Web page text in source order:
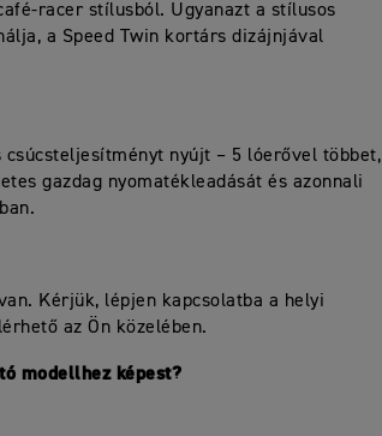
racer stílusból. Ugyanazt a stílusos
a Speed Twin kortárs dizájnjával
nyújt – 5 lóerővel többet,
gazdag nyomatékleadását és azonnali
Kérjük, lépjen kapcsolatba a helyi
az Ön közelében.
modellhez képest?